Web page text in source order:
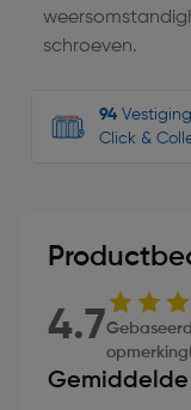
schroeven.
94
Click &
4.7